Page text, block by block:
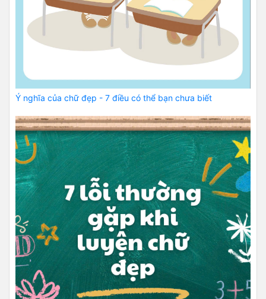
Ý nghĩa của chữ đẹp - 7 điều có thể bạn chưa biết